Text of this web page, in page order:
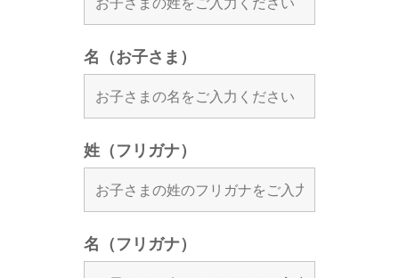
名（お子さま）
姓（フリガナ）
名（フリガナ）